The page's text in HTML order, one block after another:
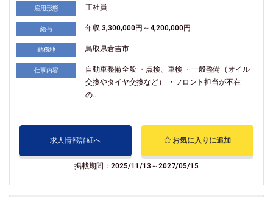
雇用形態 正社員
給与 年収 3,300,000円～4,200,000円
勤務地 鳥取県倉吉市
仕事内容
自動車整備全般 ・点検、車検 ・一般整備（オイル
交換やタイヤ交換など） ・フロント担当が不在
の...
求人情報詳細へ お気に入りに追加
掲載期間：2025/11/13～2027/05/15